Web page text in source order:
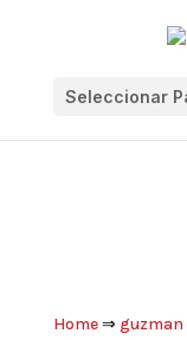
Seleccionar
Home⇒ guzman